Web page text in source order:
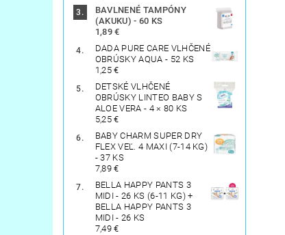
BAVLNENÉ TAMPÓNY
(AKUKU) - 60 KS
1,89 €
DADA PURE CARE VLHČENÉ
OBRÚSKY AQUA - 52 KS
1,25 €
DETSKÉ VLHČENÉ
OBRÚSKY LINTEO BABY S
ALOE VERA - 4 × 80 KS
5,25 €
BABY CHARM SUPER DRY
FLEX VEĽ. 4 MAXI (7-14 KG)
- 37 KS
7,89 €
BELLA HAPPY PANTS 3
MIDI - 26 KS (6-11 KG) +
BELLA HAPPY PANTS 3
MIDI - 26 KS
7,49 €